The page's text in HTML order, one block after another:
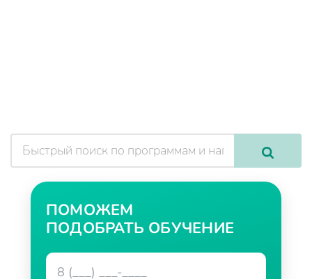
ПОМОЖЕМ
ПОДОБРАТЬ ОБУЧЕНИЕ